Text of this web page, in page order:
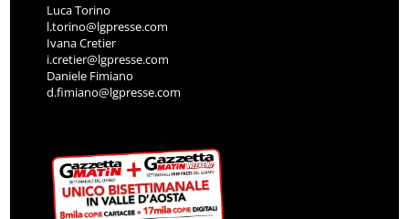
Luca Torino
l.torino@lgpresse.com
Ivana Cretier
i.cretier@lgpresse.com
Daniele Fimiano
d.fimiano@lgpresse.com